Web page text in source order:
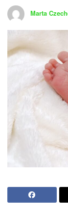
Marta